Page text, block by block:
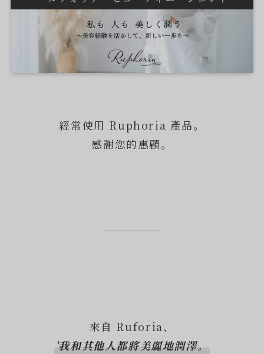
經常使用 Ruphoria 產品。
感謝您的惠顧。
來自 Ruforia、
'我和其他人都將美麗地潤澤。